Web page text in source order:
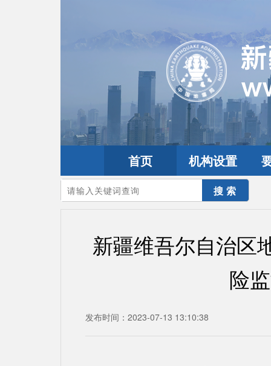
首页 机构设置
您的当前位置：首页>政务公开
新疆维吾尔自治区
险
发布时间：2023-07-13 13:10:38